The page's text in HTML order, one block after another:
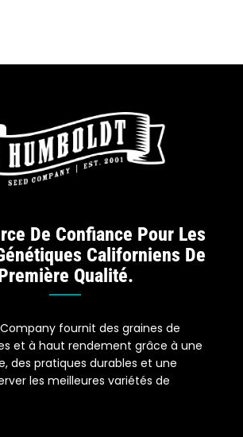
De Confiance Pour Les
Californiens De
Qualité.
fournit des graines de
et à haut rendement grâce à une
des pratiques durables et une
les meilleures variétés de